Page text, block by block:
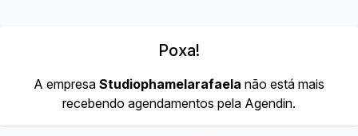
Poxa!
A empresa Studiophamelarafaela não está mais
recebendo agendamentos pela Agendin.